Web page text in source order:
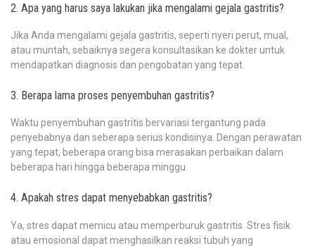
2. Apa yang harus saya lakukan jika mengalami gejala gastritis?
Jika Anda mengalami gejala gastritis, seperti nyeri perut, mual,
atau muntah, sebaiknya segera konsultasikan ke dokter untuk
mendapatkan diagnosis dan pengobatan yang tepat.
3. Berapa lama proses penyembuhan gastritis?
Waktu penyembuhan gastritis bervariasi tergantung pada
penyebabnya dan seberapa serius kondisinya. Dengan perawatan
yang tepat, beberapa orang bisa merasakan perbaikan dalam
beberapa hari hingga beberapa minggu.
4. Apakah stres dapat menyebabkan gastritis?
Ya, stres dapat memicu atau memperburuk gastritis. Stres fisik
atau emosional dapat menghasilkan reaksi tubuh yang